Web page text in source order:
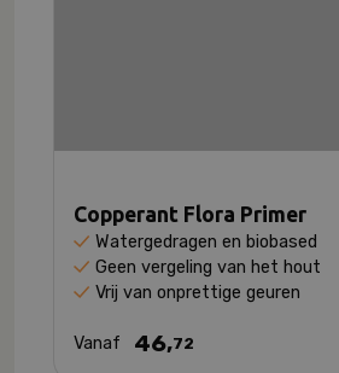
Copperant Flora Primer
Watergedragen en biobased
Geen vergeling van het hout
Vrij van onprettige geuren
Vanaf 46,72